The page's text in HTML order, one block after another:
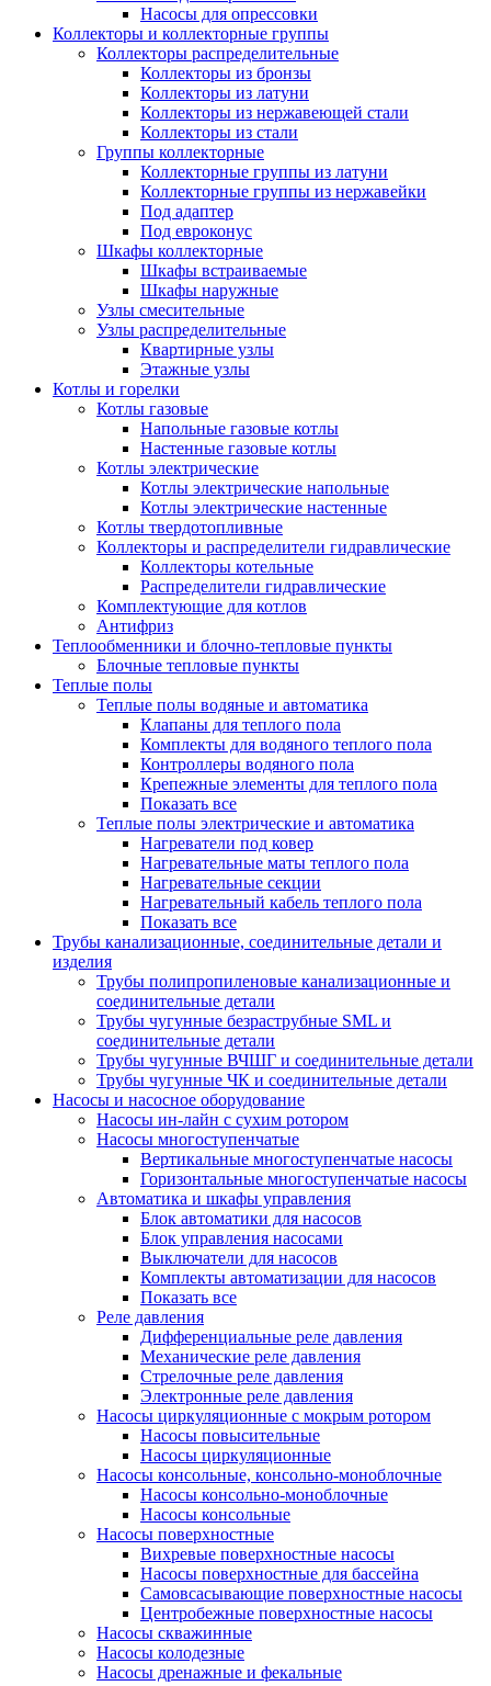
Насосы для опрессовки
Коллекторы и коллекторные группы
Коллекторы распределительные
Коллекторы из бронзы
Коллекторы из латуни
Коллекторы из нержавеющей стали
Коллекторы из стали
Группы коллекторные
Коллекторные группы из латуни
Коллекторные группы из нержавейки
Под адаптер
Под евроконус
Шкафы коллекторные
Шкафы встраиваемые
Шкафы наружные
Узлы смесительные
Узлы распределительные
Квартирные узлы
Этажные узлы
Котлы и горелки
Котлы газовые
Напольные газовые котлы
Настенные газовые котлы
Котлы электрические
Котлы электрические напольные
Котлы электрические настенные
Котлы твердотопливные
Коллекторы и распределители гидравлические
Коллекторы котельные
Распределители гидравлические
Комплектующие для котлов
Антифриз
Теплообменники и блочно-тепловые пункты
Блочные тепловые пункты
Теплые полы
Теплые полы водяные и автоматика
Клапаны для теплого пола
Комплекты для водяного теплого пола
Контроллеры водяного пола
Крепежные элементы для теплого пола
Показать все
Теплые полы электрические и автоматика
Нагреватели под ковер
Нагревательные маты теплого пола
Нагревательные секции
Нагревательный кабель теплого пола
Показать все
Трубы канализационные, соединительные детали и
изделия
Трубы полипропиленовые канализационные и
соединительные детали
Трубы чугунные безраструбные SML и
соединительные детали
Трубы чугунные ВЧШГ и соединительные детали
Трубы чугунные ЧК и соединительные детали
Насосы и насосное оборудование
Насосы ин-лайн с сухим ротором
Насосы многоступенчатые
Вертикальные многоступенчатые насосы
Горизонтальные многоступенчатые насосы
Автоматика и шкафы управления
Блок автоматики для насосов
Блок управления насосами
Выключатели для насосов
Комплекты автоматизации для насосов
Показать все
Реле давления
Дифференциальные реле давления
Механические реле давления
Стрелочные реле давления
Электронные реле давления
Насосы циркуляционные с мокрым ротором
Насосы повысительные
Насосы циркуляционные
Насосы консольные, консольно-моноблочные
Насосы консольно-моноблочные
Насосы консольные
Насосы поверхностные
Вихревые поверхностные насосы
Насосы поверхностные для бассейна
Самовсасывающие поверхностные насосы
Центробежные поверхностные насосы
Насосы скважинные
Насосы колодезные
Насосы дренажные и фекальные